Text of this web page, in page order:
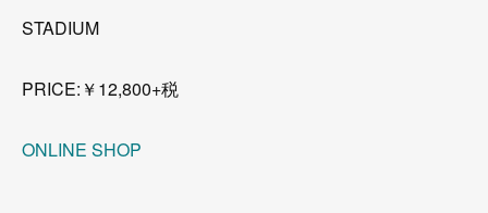
STADIUM
PRICE:￥12,800+税
ONLINE SHOP